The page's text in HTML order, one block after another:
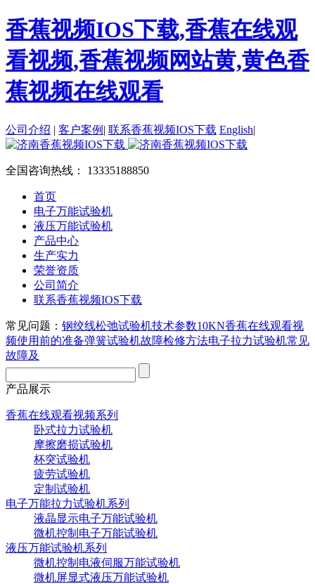
香蕉视频IOS下载,香蕉在线观
看视频,香蕉视频网站黄,黄色香
蕉视频在线观看
公司介绍 | 客户案例 | 联系香蕉视频IOS下载 English|
全国咨询热线： 13335188850
首页
电子万能试验机
液压万能试验机
产品中心
生产实力
荣誉资质
公司简介
联系香蕉视频IOS下载
常见问题： 钢绞线松弛试验机技术参数10KN香蕉在线观看视
频使用前的准备弹簧试验机故障检修方法电子拉力试验机常见
故障及
产品展示
香蕉在线观看视频系列
卧式拉力试验机
摩擦磨损试验机
杯突试验机
疲劳试验机
定制试验机
电子万能拉力试验机系列
液晶显示电子万能试验机
微机控制电子万能试验机
液压万能试验机系列
微机控制电液伺服万能试验机
微机屏显式液压万能试验机